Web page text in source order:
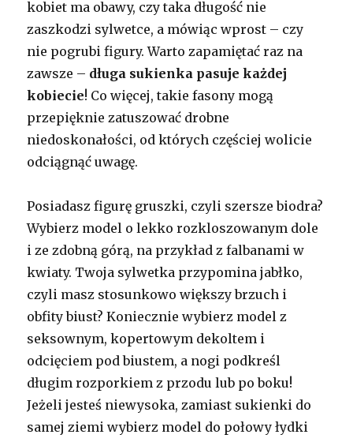
kobiet ma obawy, czy taka długość nie
zaszkodzi sylwetce, a mówiąc wprost – czy
nie pogrubi figury. Warto zapamiętać raz na
zawsze – długa sukienka pasuje każdej
kobiecie! Co więcej, takie fasony mogą
przepięknie zatuszować drobne
niedoskonałości, od których częściej wolicie
odciągnąć uwagę.
Posiadasz figurę gruszki, czyli szersze biodra?
Wybierz model o lekko rozkloszowanym dole
i ze zdobną górą, na przykład z falbanami w
kwiaty. Twoja sylwetka przypomina jabłko,
czyli masz stosunkowo większy brzuch i
obfity biust? Koniecznie wybierz model z
seksownym, kopertowym dekoltem i
odcięciem pod biustem, a nogi podkreśl
długim rozporkiem z przodu lub po boku!
Jeżeli jesteś niewysoka, zamiast sukienki do
samej ziemi wybierz model do połowy łydki